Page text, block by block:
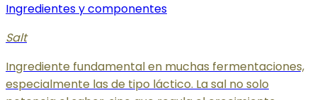
Ingredientes y componentes
Salt
Ingrediente fundamental en muchas fermentaciones,
especialmente las de tipo láctico. La sal no solo